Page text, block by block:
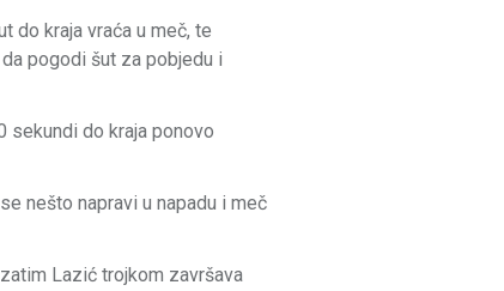
do kraja vraća u meč, te
pogodi šut za pobjedu i
sekundi do kraja ponovo
nešto napravi u napadu i meč
Lazić trojkom završava